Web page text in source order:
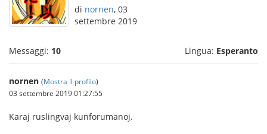
di nornen, 03
settembre 2019
Messaggi: 10 Lingua: Esperanto
nornen (Mostra il profilo)
03 settembre 2019 01:27:55
Karaj ruslingvaj kunforumanoj.